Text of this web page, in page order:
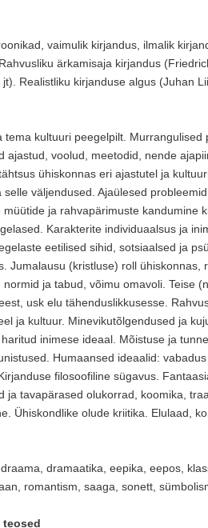
vaimulik kirjandus, ilmalik
ärkamisaja kirjandus
Realistliku kirjanduse algus (Juhan
tema kultuuri peegelpilt.
ajastud, voolud, meetodid, nende
ühiskonnas eri ajastutel ja
väljendused. Ajaülesed
ja rahvapärimuste kandumine
Karakterite individuaalsus ja
eetilised sihid, sotsiaalsed ja
Jumalausu (kristluse) roll
ja tabud, võimu omavoli. Teise
usk elu tähenduslikkusesse.
ja kultuur. Minevikutõlgendused ja
inimese ideaal. Mõistuse ja
Humaansed ideaalid:
filosoofiline sügavus.
ja tavapärased olukorrad, koomika,
Ühiskondlike olude kriitika. Elulaad,
dramaatika, eepika, eepos,
romantism, saaga, sonett,